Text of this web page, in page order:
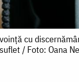
cu
suflet / Foto: Oana